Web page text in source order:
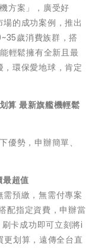
方案」，廣受好
的成功案例，推出
歲消費族群，搭
輕鬆擁有全新且最
環保愛地球，肯定
算 最新旗艦機輕鬆
優勢，申辦簡單、
最超值
預繳，無需付專案
配指定資費，申辦當
卡成功即可立刻將i
划算，遠傳全台直